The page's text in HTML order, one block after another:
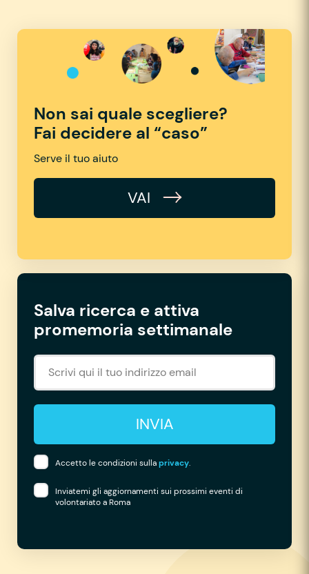
Non sai quale scegliere?
Fai decidere al “caso”
Serve il tuo aiuto
VAI
Salva ricerca e attiva
promemoria settimanale
INVIA
Accetto le condizioni sullaprivacy.
Inviatemi gli aggiornamenti sui prossimi eventi di
volontariato a Roma